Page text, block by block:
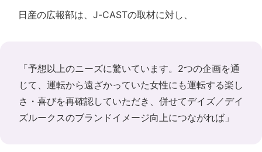
日産の広報部は、J-CASTの取材に対し、
「予想以上のニーズに驚いています。2つの企画を通
じて、運転から遠ざかっていた女性にも運転する楽し
さ・喜びを再確認していただき、併せてデイズ／デイ
ズルークスのブランドイメージ向上につながれば」